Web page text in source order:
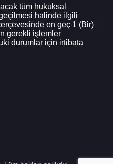
tüm hukuksal
halinde ilgili
en geç 1 (Bir)
gerekli işlemler
durumlar için irtibata